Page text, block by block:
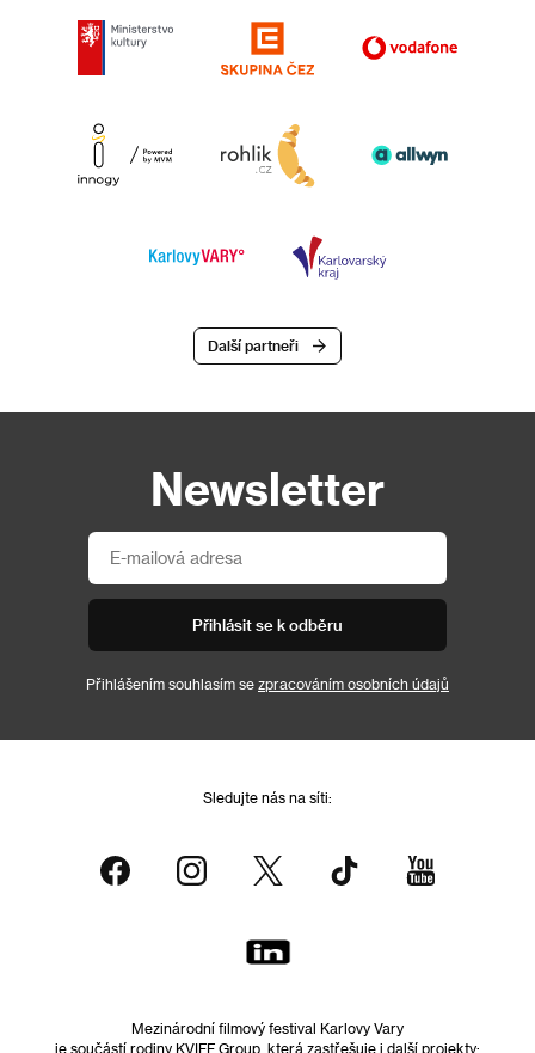
Další partneři
Newsletter
Přihlásit se k odběru
Přihlášením souhlasím se zpracováním osobních údajů
Sledujte nás na síti:
Mezinárodní filmový festival Karlovy Vary
je součástí rodiny KVIFF Group, která zastřešuje i další projekty: